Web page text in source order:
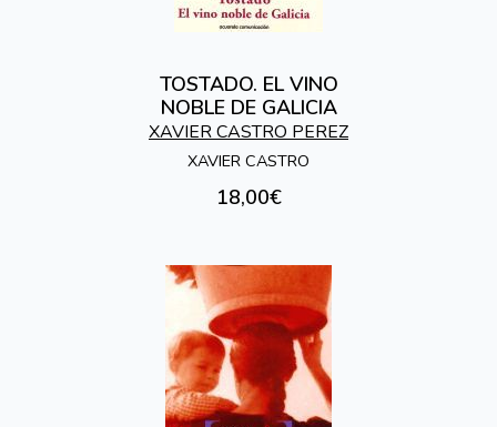
TOSTADO. EL VINO
NOBLE DE GALICIA
XAVIER CASTRO PEREZ
XAVIER CASTRO
18,00€